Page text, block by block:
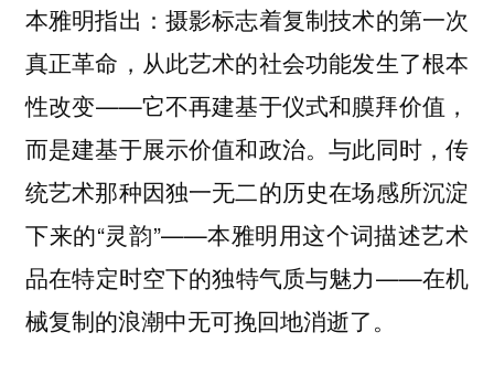
本雅明指出：摄影标志着复制技术的第一次
真正革命，从此艺术的社会功能发生了根本
性改变——它不再建基于仪式和膜拜价值，
而是建基于展示价值和政治。与此同时，传
统艺术那种因独一无二的历史在场感所沉淀
下来的“灵韵”——本雅明用这个词描述艺术
品在特定时空下的独特气质与魅力——在机
械复制的浪潮中无可挽回地消逝了。